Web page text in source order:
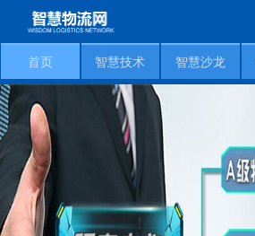
首页 智慧技术 智慧沙龙